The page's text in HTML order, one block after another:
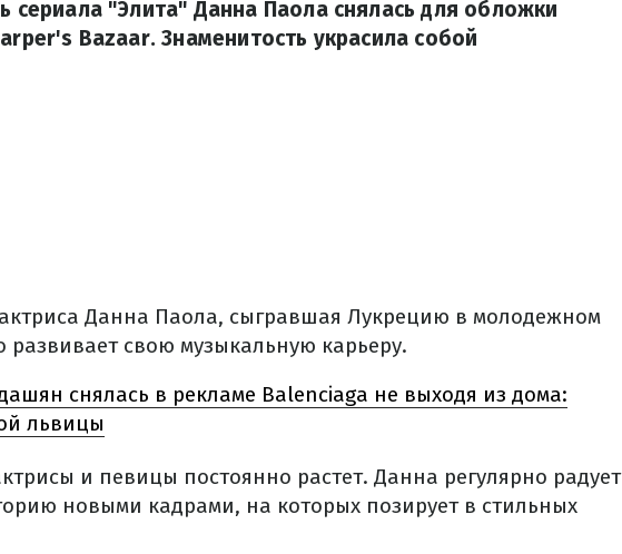
сериала "Элита" Данна Паола снялась для обложки
Bazaar. Знаменитость украсила собой
актриса Данна Паола, сыгравшая Лукрецию в молодежном
развивает свою музыкальную карьеру.
снялась в рекламе Balenciaga не выходя из дома:
львицы
и певицы постоянно растет. Данна регулярно радует
новыми кадрами, на которых позирует в стильных